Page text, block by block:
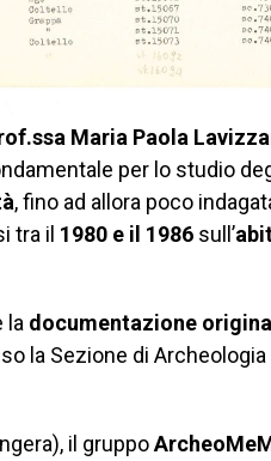
Maria Paola
per lo studio
, fino ad allora poco
tra il 1980 e il 1986 sull’
la documentazione
la Sezione di Archeologia
il gruppo